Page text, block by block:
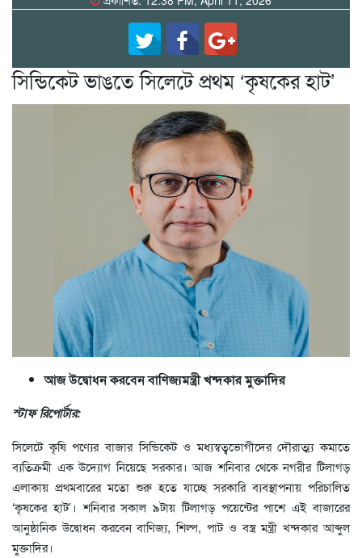
সিন্ডিকেট ভাঙতে সিলেটে প্রথম ‘কৃষকের হাট’
আজ উদ্বোধন করবেন বাণিজ্যমন্ত্রী খন্দকার মুক্তাদির
স্টাফ রিপোর্টার:
সিলেটে কৃষি পণ্যের বাজার সিন্ডিকেট ও মধ্যস্বত্বভোগীদের দৌরাত্ম্য কমাতে
ব্যতিক্রমী এক উদ্যোগ নিয়েছে সরকার। আজ শনিবার থেকে নগরীর টিলাগড়
এলাকায় প্রথমবারের মতো শুরু হতে যাচ্ছে সরকারি ব্যবস্থাপনায় পরিচালিত
‘কৃষকের হাট’। শনিবার সকাল ৯টায় টিলাগড় পয়েন্টের পাশে এই বাজারের
আনুষ্ঠানিক উদ্বোধন করবেন বাণিজ্য, শিল্প, পাট ও বস্ত্র মন্ত্রী খন্দকার আব্দুল
মুক্তাদির।